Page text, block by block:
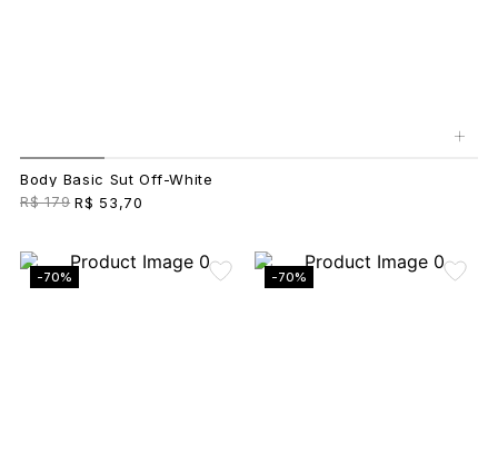
+
Body Basic Sut Off-White
R$ 179 R$ 53,70
-70% -70%